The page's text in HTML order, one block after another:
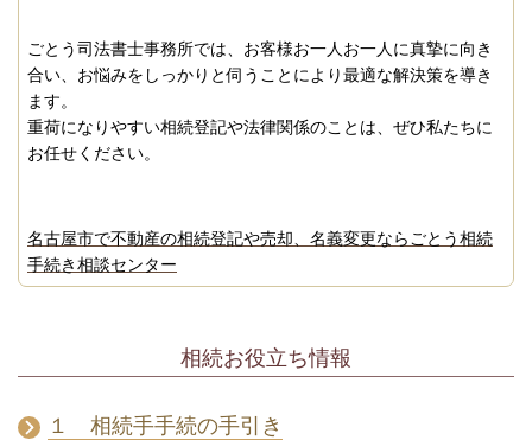
ごとう司法書士事務所では、お客様お一人お一人に真摯に向き
合い、お悩みをしっかりと伺うことにより最適な解決策を導き
ます。
重荷になりやすい相続登記や法律関係のことは、ぜひ私たちに
お任せください。
名古屋市で不動産の相続登記や売却、名義変更ならごとう相続
手続き相談センター
相続お役立ち情報
１ 相続手手続の手引き